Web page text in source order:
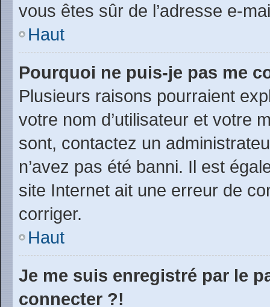
vous êtes sûr de l’adresse e-
Haut
Pourquoi ne puis-je pas me
Plusieurs raisons pourraient
votre nom d’utilisateur et votre
sont, contactez un
n’avez pas été banni. Il est
site Internet ait une erreur de
corriger.
Haut
Je me suis enregistré par le
connecter ?!